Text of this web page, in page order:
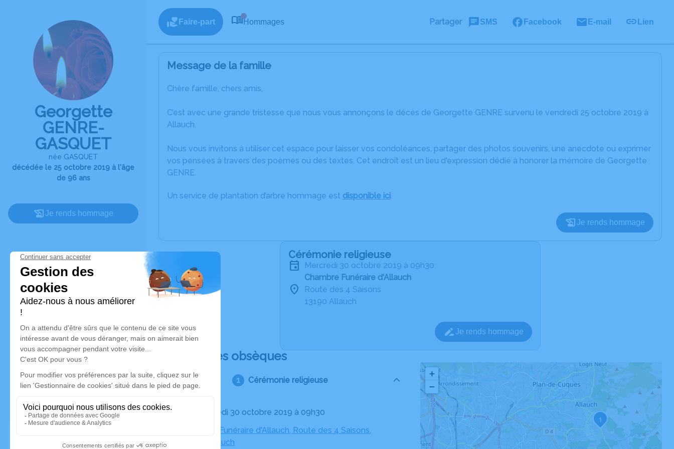
Georgette
GENRE-
GASQUET
née GASQUET
décédée le 25 octobre 2019 à l'âge
de 96 ans
Je rends hommage
Faire-part Hommages Partager SMS Facebook E-mail Lien
Message de la famille
Chère famille, chers amis,
C’est avec une grande tristesse que nous vous annonçons le décès de Georgette GENRE survenu le vendredi 25 octobre 2019 à
Allauch.
Nous vous invitons à utiliser cet espace pour laisser vos condoléances, partager des photos souvenirs, une anecdote ou exprimer
vos pensées à travers des poèmes ou des textes. Cet endroit est un lieu d'expression dédié à honorer la mémoire de Georgette
GENRE.
Un service de plantation d’arbre hommage est disponible ici.
Je rends hommage
Cérémonie religieuse
mercredi 30 octobre 2019 à 09h30
Chambre Funéraire d'Allauch
Route des 4 Saisons
13190 Allauch
Je rends hommage
Déroulé des obsèques
Cérémonie religieuse
Le mercredi 30 octobre 2019 à 09h30
Chambre Funéraire d'Allauch, Route des 4 Saisons,
13190 Allauch
1
+
−